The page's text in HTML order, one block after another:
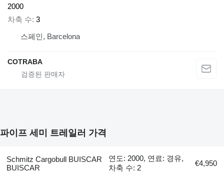
2000
차축 수 3
스페인, Barcelona
COTRABA
파이프 세미 트레일러 가격
Schmitz Cargobull BUISCAR
BUISCAR
연도: 2000, 연료: 경유,
차축 수: 2
€4,950